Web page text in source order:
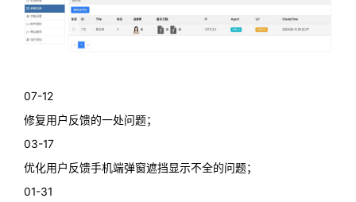
07-12
修复用户反馈的一处问题；
03-17
优化用户反馈手机端弹窗遮挡显示不全的问题；
01-31